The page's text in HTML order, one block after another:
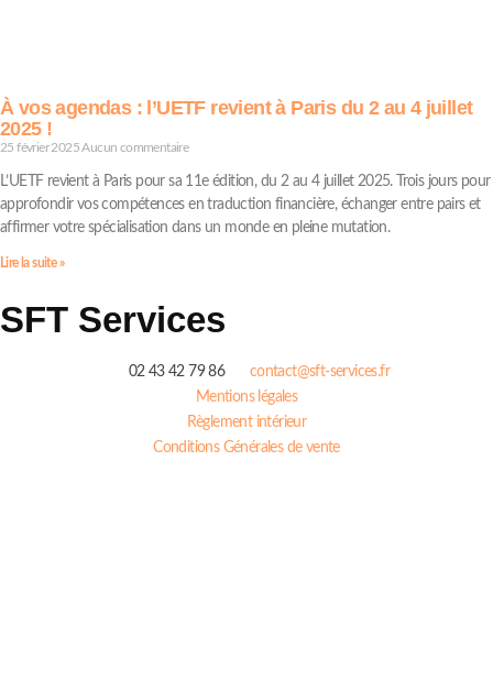
À vos agendas : l’UETF revient à Paris du 2 au 4 juillet
2025 !
25 février 2025Aucun commentaire
L’UETF revient à Paris pour sa 11e édition, du 2 au 4 juillet 2025. Trois jours pour
approfondir vos compétences en traduction financière, échanger entre pairs et
affirmer votre spécialisation dans un monde en pleine mutation.
Lire la suite »
SFT Services
02 43 42 79 86
contact@sft-services.fr
Mentions légales
Règlement intérieur
Conditions Générales de vente